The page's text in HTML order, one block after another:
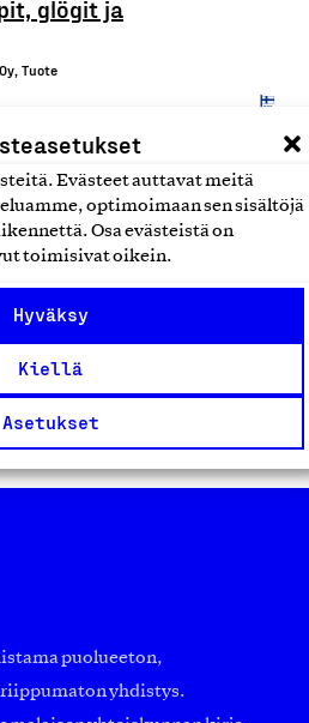
Evästeet auttavat meitä
optimoimaan sen sisältöjä
Osa evästeistä on
toimisivat oikein.
Hyväksy
Kiellä
Asetukset
glögit ja
Tuote
ja kastikkeet
marjajauheet
puolueeton,
yhdistys.